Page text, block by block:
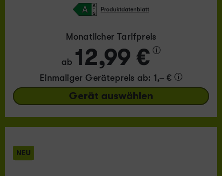
Produktdatenblatt
Monatlicher Tarifpreis
ab 12,99 €
Einmaliger Gerätepreis ab: 1,– €
Gerät auswählen
NEU